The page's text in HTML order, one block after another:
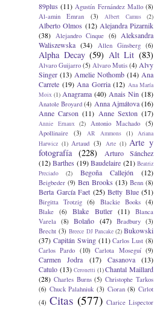
89plus (11) Agustín Fernández Mallo (8)
Al-amin Emran
(3) Albert Camus (2)
Alberto Olmos (12) Alejandra Pizarnik
(38)
Alejandro Cinque (6)
Aleksandra
Waliszewska (34) Allen Ginsberg (6)
Alpha Decay (59) Alt Lit (83)
Alvaro Guijarro (5) Alvaro Mutis (4) Alvy
Singer (13) Amelie Nothomb (14) Ana
Carrete (19) Ana Gorria (12) Ana María
Moix (1) Anagrama (40) Anais Nin (18)
Anatole Broyard (4) Anna Ajmátova (16)
Anne Carson (11) Anne Sexton (17)
Annie Ernaux (2) Antonio Machado
(5)
Apollinaire
(3) AR Ammons (1)
Ariana
Harwicz (1) Artaud (3) Arte (1) Arte y
fotografía (228)
Arturo Sánchez
(12) Barthes (19) Baudelaire (21) Beatriz
Preciado
(2) Begoña Callejón (12)
Beigbeder (9) Ben Brooks (13) Benn (8)
Berta García Faet (25) Betty Blue (51)
Birgitta Trotzig (6) Blackie Books (4)
Blake
(6) Blake Butler (11)
Blanca
Varela
(8) Bolaño (47) Bradbury (3)
Brecht (3) Breece DJ Pancake (2) Bukowski
(37) Capitán Swing (11) Carlos Lust (8)
Carlos Pardo (10) Carlota Moseguí (9)
Carmen Jodra (17) Casanova
(13)
Catulo (13) Ceronetti (1) Chantal Maillard
(28) Charles Burns (5) Christophe Tarkos
(6) Chuck Palahniuk (3) Cioran (8) Cirlot
(4) Citas (577) Clarice Lispector